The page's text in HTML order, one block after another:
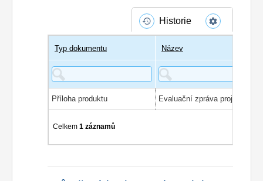
Historie
Typ dokumentu Název
Příloha produktu
Celkem1 záznamů